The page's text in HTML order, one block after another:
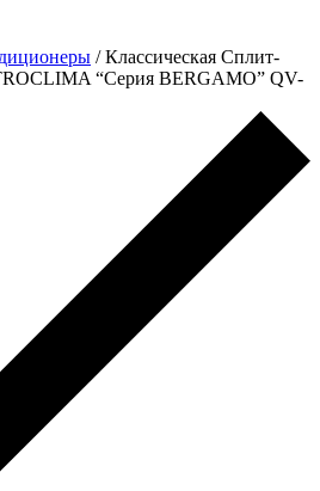
/ Классическая Сплит-
“Серия BERGAMO” QV-